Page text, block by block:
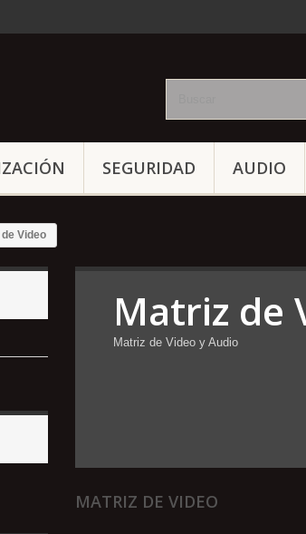
SEGURIDAD AUDIO
Video
Matriz de
Matriz de Video y Audio
MATRIZ DE VIDEO